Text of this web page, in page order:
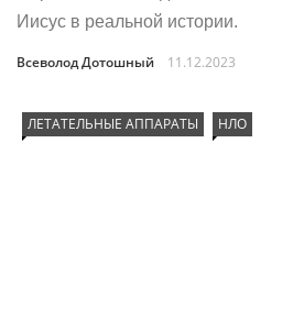
Иисус в реальной истории.
Всеволод Дотошный 11.12.2023
ЛЕТАТЕЛЬНЫЕ АППАРАТЫ НЛО